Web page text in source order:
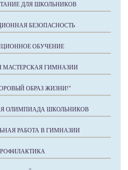
ДЛЯ ШКОЛЬНИКОВ
БЕЗОПАСНОСТЬ
ОБУЧЕНИЕ
МАСТЕРСКАЯ ГИМНАЗИИ
ОБРАЗ ЖИЗНИ!"
ОЛИМПИАДА ШКОЛЬНИКОВ
РАБОТА В ГИМНАЗИИ